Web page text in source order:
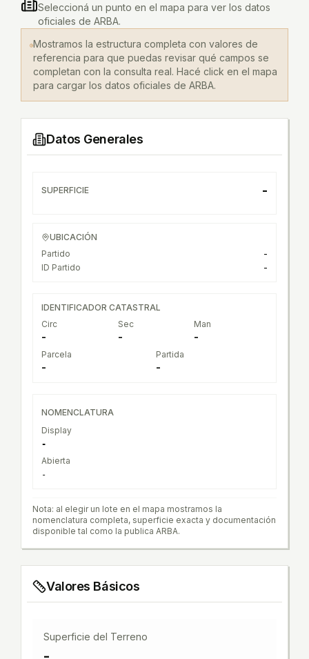
Seleccioná un punto en el mapa para ver los datos
oficiales de ARBA.
Mostramos la estructura completa con valores de
referencia para que puedas revisar qué campos se
completan con la consulta real. Hacé click en el mapa
para cargar los datos oficiales de ARBA.
Datos Generales
SUPERFICIE -
UBICACIÓN
Partido
-
ID Partido
-
IDENTIFICADOR CATASTRAL
Circ
-
Sec
-
Man
-
Parcela
-
Partida
-
NOMENCLATURA
Display
-
Abierta
-
Nota: al elegir un lote en el mapa mostramos la
nomenclatura completa, superficie exacta y documentación
disponible tal como la publica ARBA.
Valores Básicos
Superficie del Terreno